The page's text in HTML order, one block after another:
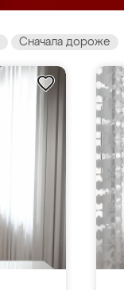
Сначала дороже